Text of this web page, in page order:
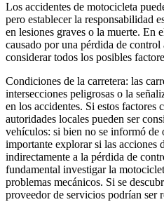
Los accidentes de motocicleta
pero establecer la responsabilidad
en lesiones graves o la muerte. En
causado por una pérdida de
considerar todos los posibles
Condiciones de la carretera: las
intersecciones peligrosas o la
en los accidentes. Si estos factores
autoridades locales pueden ser
vehículos: si bien no se informó de
importante explorar si las
indirectamente a la pérdida de
fundamental investigar la
problemas mecánicos. Si se
proveedor de servicios podrían ser